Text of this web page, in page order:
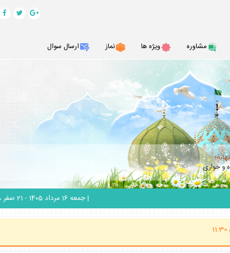
مشاوره ويژه ها نماز ارسال سوال
و خوارى.
| جمعه 16 مرداد 1405 - 21 صفر 1448
(ساعت پاسخگوي احكام شرعي 20 الي 21:30 شب10 صبح الي 11:30